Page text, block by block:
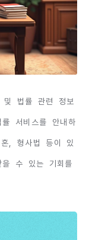
및 법률 관련 정보
서비스를 안내하
, 형사법 등이 있
수 있는 기회를